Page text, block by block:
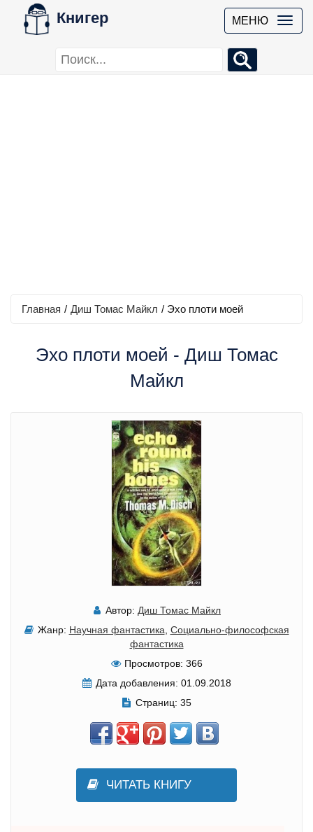
Книгер МЕНЮ
Главная / Диш Томас Майкл / Эхо плоти моей
Эхо плоти моей - Диш Томас
Майкл
Автор: Диш Томас Майкл
Жанр: Научная фантастика Социально-философская
фантастика
Просмотров: 366
Дата добавления: 01.09.2018
Страниц: 35
ЧИТАТЬ КНИГУ